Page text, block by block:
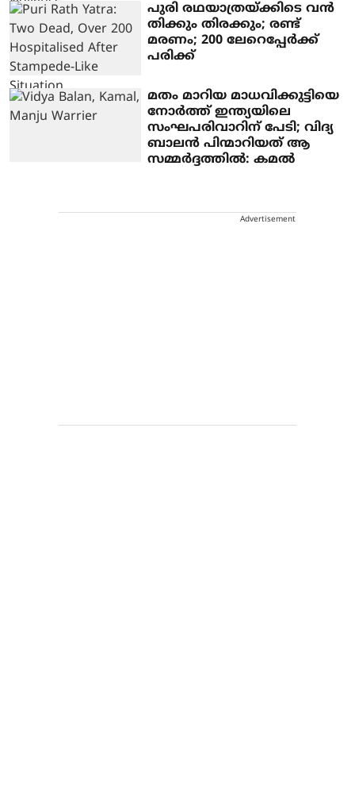
പുരി രഥയാത്രയ്ക്കിടെ വന്‍
തിക്കും തിരക്കും; രണ്ട്
മരണം; 200 ലേറെപ്പേര്‍ക്ക്
പരിക്ക്
മതം മാറിയ മാധവിക്കുട്ടിയെ
നോര്‍ത്ത് ഇന്ത്യയിലെ
സംഘപരിവാറിന് പേടി; വിദ്യ
ബാലന്‍ പിന്മാറിയത് ആ
സമ്മര്‍ദ്ദത്തില്‍: കമല്‍
Advertisement